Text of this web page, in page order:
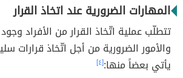
المهارات الضرورية عند اتخاذ القرار
تتطلّب عملية اتّخاذ القرار من الأفراد
والأمور الضرورية من أجل اتّخاذ قرارات
يأتي بعضاً منها:[٤]